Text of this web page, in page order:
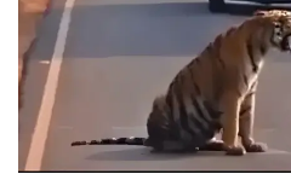
ڈویژنز کی کارکردگی کا جامع جائزہ لینے کا
کا الزام، ن لیگ پر سخت تنقید